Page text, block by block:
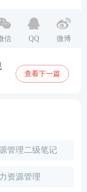
信 QQ 微博
查看下一篇
管理二级笔记
资源管理